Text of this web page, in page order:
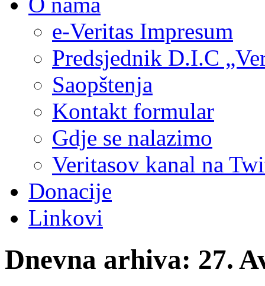
e-Veritas Impresum
Predsjednik D.I.C
Saopštenja
Kontakt formular
Gdje se nalazimo
Veritasov kanal na
Donacije
Linkovi
Dnevna arhiva: 27.